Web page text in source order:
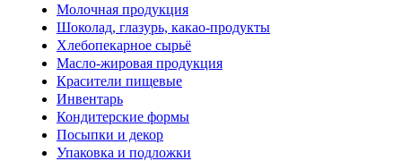
Молочная продукция
Шоколад, глазурь, какао-продукты
Хлебопекарное сырьё
Масло-жировая продукция
Красители пищевые
Инвентарь
Кондитерские формы
Посыпки и декор
Упаковка и подложки